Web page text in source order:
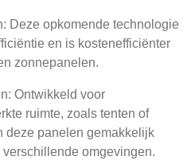
Deze opkomende technologie
en is kostenefficiënter
zonnepanelen.
Ontwikkeld voor
ruimte, zoals tenten of
deze panelen gemakkelijk
omgevingen.